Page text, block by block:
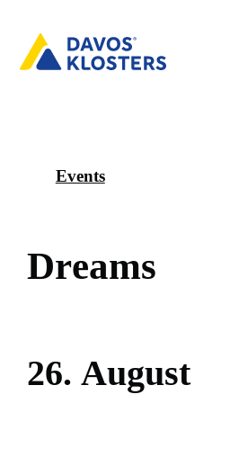
Events
Dreams
26. August